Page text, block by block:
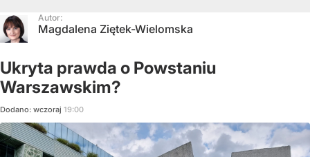
Autor:
Magdalena Ziętek-Wielomska
Ukryta prawda o Powstaniu
Warszawskim?
Dodano: wczoraj 19:00